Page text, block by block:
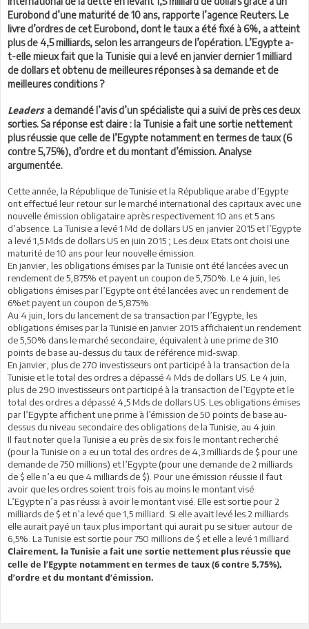
Eurobond d’une maturité de 10 ans, rapporte l’agence Reuters. Le
livre d’ordres de cet Eurobond, dont le taux a été fixé à 6%, a atteint
plus de 4,5 milliards, selon les arrangeurs de l’opération. L’Egypte a-
t-elle mieux fait que la Tunisie qui a levé en janvier dernier 1 milliard
de dollars et obtenu de meilleures réponses à sa demande et de
meilleures conditions ?
Leaders a demandé l’avis d’un spécialiste qui a suivi de près ces deux
sorties. Sa réponse est claire : la Tunisie a fait une sortie nettement
plus réussie que celle de l’Egypte notamment en termes de taux (6
contre 5,75%), d’ordre et du montant d’émission. Analyse
argumentée.
Cette année, la République de Tunisie et la République arabe d’Egypte
ont effectué leur retour sur le marché international des capitaux avec une
nouvelle émission obligataire après respectivement 10 ans et 5 ans
d’absence. La Tunisie a levé 1 Md de dollars US en janvier 2015 et l’Egypte
a levé 1,5 Mds de dollars US en juin 2015 ; Les deux Etats ont choisi une
maturité de 10 ans pour leur nouvelle émission.
En janvier, les obligations émises par la Tunisie ont été lancées avec un
rendement de 5,875% et payent un coupon de 5,750%. Le 4 juin, les
obligations émises par l’Egypte ont été lancées avec un rendement de
6%et payent un coupon de 5,875%.
Au 4 juin, lors du lancement de sa transaction par l’Egypte, les
obligations émises par la Tunisie en janvier 2015 affichaient un rendement
de 5,50% dans le marché secondaire, équivalent à une prime de 310
points de base au-dessus du taux de référence mid-swap.
En janvier, plus de 270 investisseurs ont participé à la transaction de la
Tunisie et le total des ordres a dépassé 4 Mds de dollars US. Le 4 juin,
plus de 290 investisseurs ont participé à la transaction de l’Egypte et le
total des ordres a dépassé 4,5 Mds de dollars US. Les obligations émises
par l’Egypte affichent une prime à l’émission de 50 points de base au-
dessus du niveau secondaire des obligations de la Tunisie, au 4 juin.
Il faut noter que la Tunisie a eu près de six fois le montant recherché
(pour la Tunisie on a eu un total des ordres de 4,3 milliards de $ pour une
demande de 750 millions) et l’Egypte (pour une demande de 2 milliards
de $ elle n’a eu que 4 milliards de $). Pour une émission réussie il faut
avoir que les ordres soient trois fois au moins le montant visé.
L’Egypte n’a pas réussi à avoir le montant visé. Elle est sortie pour 2
milliards de $ et n’a levé que 1,5 milliard. Si elle avait levé les 2 milliards
elle aurait payé un taux plus important qui aurait pu se situer autour de
6,5%. La Tunisie est sortie pour 750 millions de $ et elle a levé 1 milliard.
Clairement, la Tunisie a fait une sortie nettement plus réussie que
celle de l’Egypte notamment en termes de taux (6 contre 5,75%),
d’ordre et du montant d’émission.